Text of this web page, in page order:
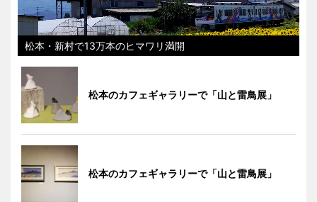
松本・新村で13万本のヒマワリ満開
松本のカフェギャラリーで「山と雷鳥展」
松本のカフェギャラリーで「山と雷鳥展」